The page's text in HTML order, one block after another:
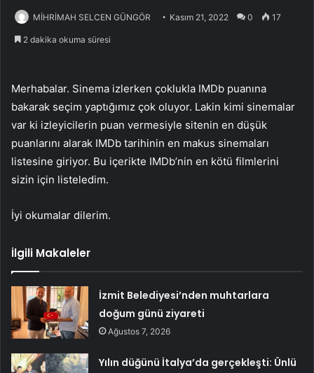
MİHRİMAH SELCEN GÜNGÖR Kasım 21, 2022 0 17
2 dakika okuma süresi
Merhabalar. Sinema izlerken çoklukla IMDb puanına
bakarak seçim yaptığımız çok oluyor. Lakin kimi sinemalar
var ki izleyicilerin puan vermesiyle sitenin en düşük
puanlarını alarak IMDb tarihinin en makus sinemaları
listesine giriyor. Bu içerikte IMDb’nin en kötü filmlerini
sizin için listeledim.
İyi okumalar dilerim.
İlgili Makaleler
İzmit Belediyesi’nden muhtarlara
doğum günü ziyareti
Ağustos 7, 2026
Yılın düğünü İtalya’da gerçekleşti: Ünlü